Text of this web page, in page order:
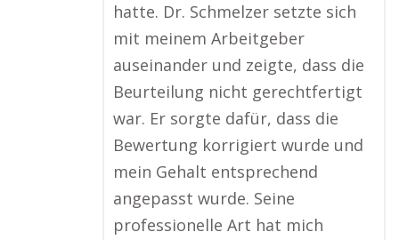
hatte. Dr. Schmelzer setzte sich
mit meinem Arbeitgeber
auseinander und zeigte, dass die
Beurteilung nicht gerechtfertigt
war. Er sorgte dafür, dass die
Bewertung korrigiert wurde und
mein Gehalt entsprechend
angepasst wurde. Seine
professionelle Art hat mich